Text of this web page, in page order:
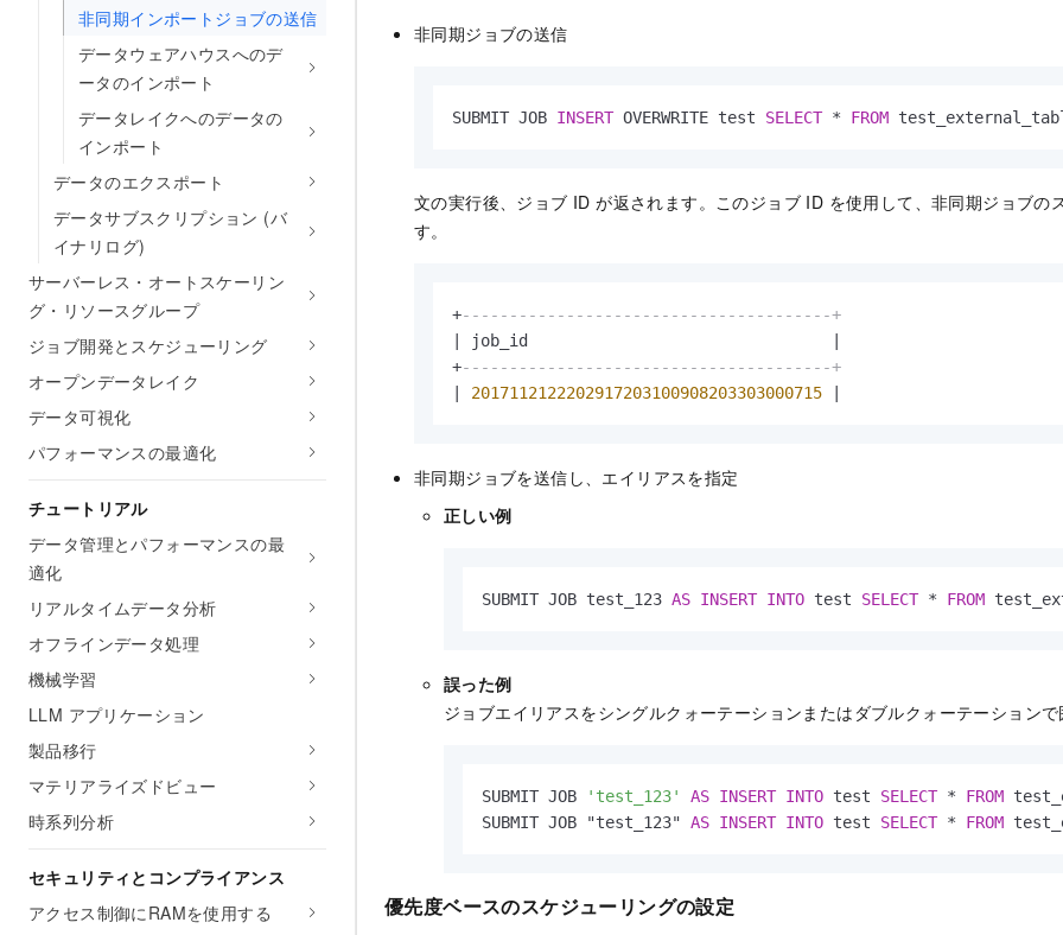
非同期インポートジョブの送信
データウェアハウスへのデ
ータのインポート
データレイクへのデータの
インポート
データのエクスポート
データサブスクリプション (バ
イナリログ)
サーバーレス・オートスケーリン
グ・リソースグループ
ジョブ開発とスケジューリング
オープンデータレイク
データ可視化
パフォーマンスの最適化
チュートリアル
データ管理とパフォーマンスの最
適化
リアルタイムデータ分析
オフラインデータ処理
機械学習
LLM アプリケーション
製品移行
マテリアライズドビュー
時系列分析
セキュリティとコンプライアンス
アクセス制御にRAMを使用する
非同期ジョブの送信
SUBMIT JOB INSERT OVERWRITE test SELECT * FROM
文の実行後、ジョブ ID が返されます。このジョブ ID を使用して、非同期ジョブの
す。
+---------------------------------------+
job_id
+---------------------------------------+
2017112122202917203100908203303000715
非同期ジョブを送信し、エイリアスを指定
正しい例
SUBMIT JOB test_123 AS INSERT INTO test SELECT * FROM
誤った例
ジョブエイリアスをシングルクォーテーションまたはダブルクォーテーション
SUBMIT JOB 'test_123' AS INSERT INTO test SELECT * FROM
SUBMIT JOB "test_123" AS INSERT INTO test SELECT * FROM
優先度ベースのスケジューリングの設定